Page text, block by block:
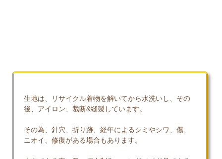
生地は、リサイクル着物を解いてから水洗いし、その
後、アイロン、裁断&縫製しています。
その為、針穴、折り跡、経年によるシミやシワ、傷、
ニオイ、修復がある場合もあります。